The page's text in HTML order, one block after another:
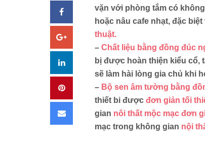
Facebook
Google+
LinkedIn
Pinterest
Email
vặn với phòng tắm có
hoặc nâu cafe nhạt, đặc
thuật.
– Chất liệu bằng đồng đúc
bị được hoàn thiện kiểu cổ,
sẽ làm hài lòng gia chủ khi
– Bộ sen âm tường bằng
thiết bi được đơn giản tối
gian nôi thất mộc mạc đơn
mạc trong không gian nội